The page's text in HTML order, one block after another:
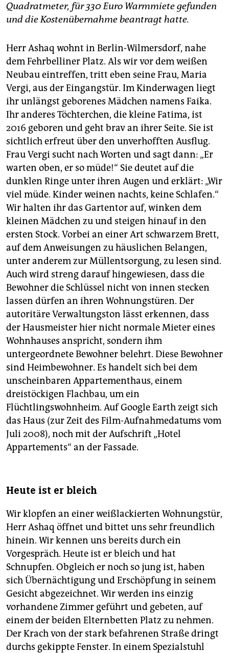
epaper login
Quadratmeter, für 330 Euro Warmmiete gefunden
und die Kostenübernahme beantragt hatte.
Herr Ashaq wohnt in Berlin-Wilmersdorf, nahe
dem Fehrbelliner Platz. Als wir vor dem weißen
Neubau eintreffen, tritt eben seine Frau, Maria
Vergi, aus der Eingangstür. Im Kinderwagen liegt
ihr unlängst geborenes Mädchen namens Faika.
Ihr anderes Töchterchen, die kleine Fatima, ist
2016 geboren und geht brav an ihrer Seite. Sie ist
sichtlich erfreut über den unverhofften Ausflug.
Frau Vergi sucht nach Worten und sagt dann: „Er
warten oben, er so müde!“ Sie deutet auf die
dunklen Ringe unter ihren Augen und erklärt: „Wir
viel müde. Kinder weinen nachts, keine Schlafen.“
Wir halten ihr das Gartentor auf, winken dem
kleinen Mädchen zu und steigen hinauf in den
ersten Stock. Vorbei an einer Art schwarzem Brett,
auf dem Anweisungen zu häuslichen Belangen,
unter anderem zur Müllentsorgung, zu lesen sind.
Auch wird streng darauf hingewiesen, dass die
Bewohner die Schlüssel nicht von innen stecken
lassen dürfen an ihren Wohnungstüren. Der
autoritäre Verwaltungston lässt erkennen, dass
der Hausmeister hier nicht normale Mieter eines
Wohnhauses anspricht, sondern ihm
untergeordnete Bewohner belehrt. Diese Bewohner
sind Heimbewohner. Es handelt sich bei dem
unscheinbaren Appartementhaus, einem
dreistöckigen Flachbau, um ein
Flüchtlingswohnheim. Auf Google Earth zeigt sich
das Haus (zur Zeit des Film-Aufnahmedatums vom
Juli 2008), noch mit der Aufschrift „Hotel
Appartements“ an der Fassade.
Heute ist er bleich
Wir klopfen an einer weißlackierten Wohnungstür,
Herr Ashaq öffnet und bittet uns sehr freundlich
hinein. Wir kennen uns bereits durch ein
Vorgespräch. Heute ist er bleich und hat
Schnupfen. Obgleich er noch so jung ist, haben
sich Übernächtigung und Erschöpfung in seinem
Gesicht abgezeichnet. Wir werden ins einzig
vorhandene Zimmer geführt und gebeten, auf
einem der beiden Elternbetten Platz zu nehmen.
Der Krach von der stark befahrenen Straße dringt
durchs gekippte Fenster. In einem Spezialstuhl